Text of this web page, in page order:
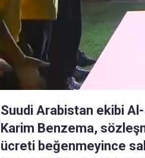
Suudi Arabistan ekibi
Karim Benzema,
ücreti beğenmeyince